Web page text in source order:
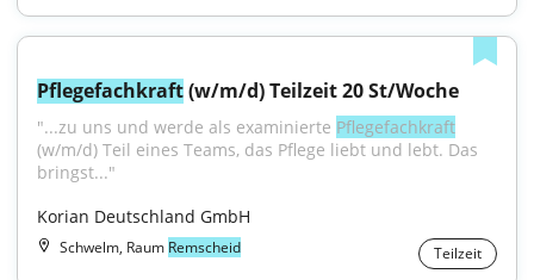
Pflegefachkraft (w/m/d) Teilzeit 20 St/Woche
"...zu uns und werde als examinierte Pflegefachkraft
(w/m/d) Teil eines Teams, das Pflege liebt und lebt. Das
bringst..."
Korian Deutschland GmbH
Schwelm, Raum Remscheid Teilzeit